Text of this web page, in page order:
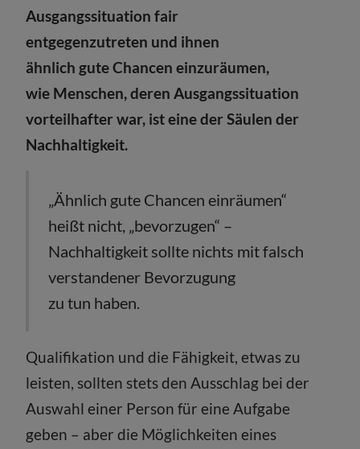
Ausgangssituation fair
entgegenzutreten und ihnen
ähnlich gute Chancen einzuräumen,
wie Menschen, deren Ausgangssituation
vorteilhafter war, ist eine der Säulen der
Nachhaltigkeit.
„Ähnlich gute Chancen einräumen“
heißt nicht, „bevorzugen“ –
Nachhaltigkeit sollte nichts mit falsch
verstandener Bevorzugung
zu tun haben.
Qualifikation und die Fähigkeit, etwas zu
leisten, sollten stets den Ausschlag bei der
Auswahl einer Person für eine Aufgabe
geben – aber die Möglichkeiten eines